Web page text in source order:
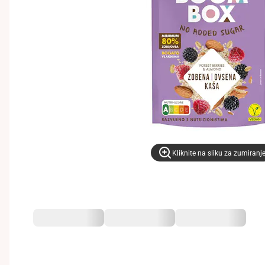
Kliknite na sliku za zumiranje